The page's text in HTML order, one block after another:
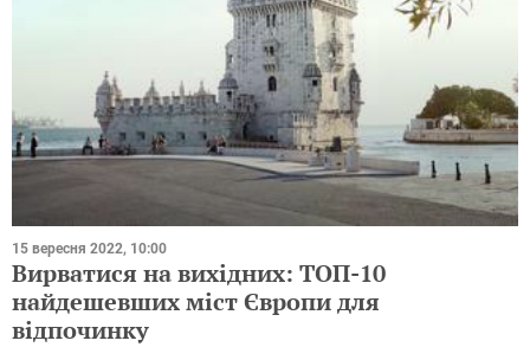
15 вересня 2022, 10:00
Вирватися на вихідних: ТОП-10
найдешевших міст Європи для
відпочинку